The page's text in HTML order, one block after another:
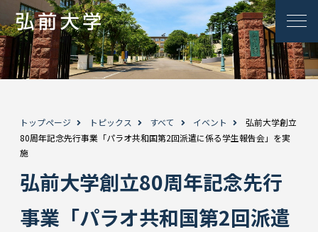
トップページ トピックス すべて イベント
弘前大学創立
80周年記念先行事業「パラオ共和国第2回派遣に係る学生報告会」を実
施
弘前大学創立80周年記念先行
事業「パラオ共和国第2回派遣